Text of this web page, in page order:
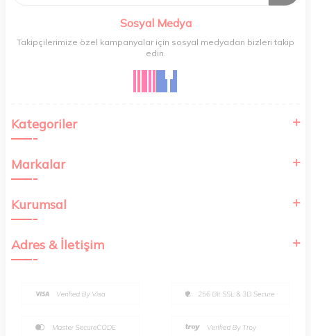
Sosyal Medya
Takipçilerimize özel kampanyalar için sosyal medyadan bizleri takip
edin.
Kategoriler
Markalar
Kurumsal
Adres & İletişim